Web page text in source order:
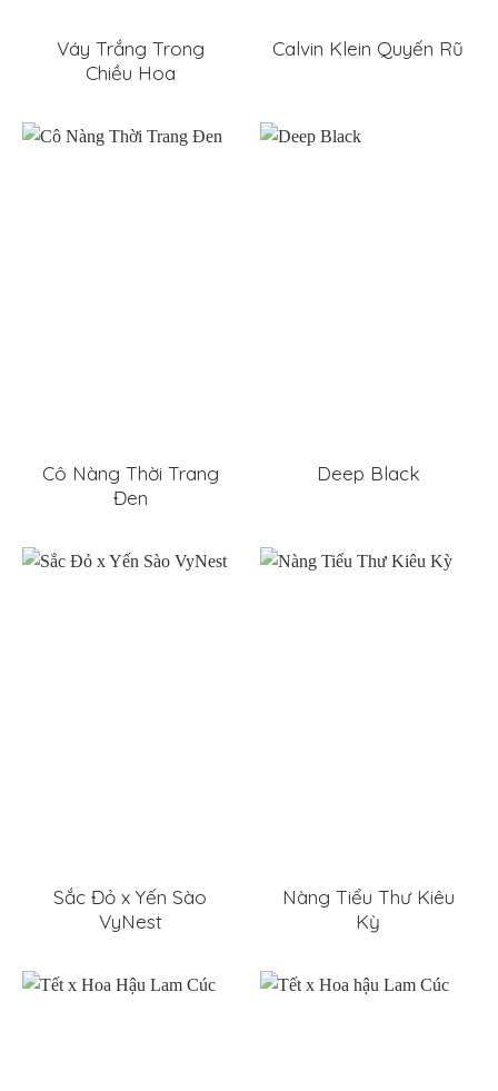
Váy Trắng Trong
Chiều Hoa
Calvin Klein Quyến Rũ
Cô Nàng Thời Trang
Đen
Deep Black
Sắc Đỏ x Yến Sào
VyNest
Nàng Tiểu Thư Kiêu
Kỳ